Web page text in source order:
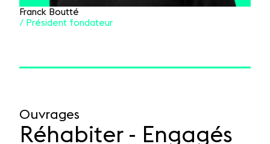
Franck Boutté
/ Président fondateur
Ouvrages
Réhabiter - Engagés